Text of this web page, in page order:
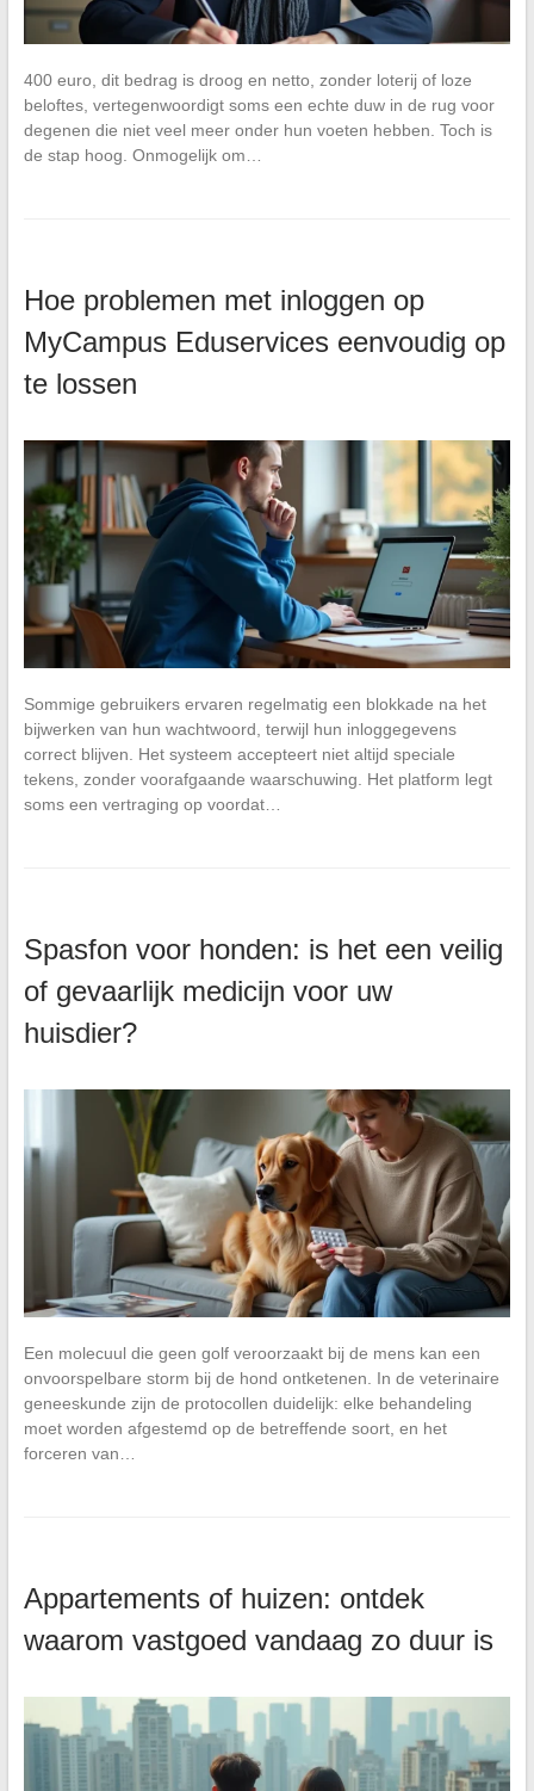
400 euro, dit bedrag is droog en netto, zonder loterij of loze
beloftes, vertegenwoordigt soms een echte duw in de rug voor
degenen die niet veel meer onder hun voeten hebben. Toch is
de stap hoog. Onmogelijk om…
Hoe problemen met inloggen op
MyCampus Eduservices eenvoudig op
te lossen
Sommige gebruikers ervaren regelmatig een blokkade na het
bijwerken van hun wachtwoord, terwijl hun inloggegevens
correct blijven. Het systeem accepteert niet altijd speciale
tekens, zonder voorafgaande waarschuwing. Het platform legt
soms een vertraging op voordat…
Spasfon voor honden: is het een veilig
of gevaarlijk medicijn voor uw
huisdier?
Een molecuul die geen golf veroorzaakt bij de mens kan een
onvoorspelbare storm bij de hond ontketenen. In de veterinaire
geneeskunde zijn de protocollen duidelijk: elke behandeling
moet worden afgestemd op de betreffende soort, en het
forceren van…
Appartements of huizen: ontdek
waarom vastgoed vandaag zo duur is